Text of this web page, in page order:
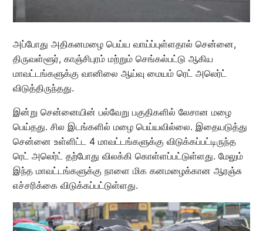
அப்போது அதிகனமழை பெய்ய வாய்ப்புள்ளதால் சென்னை,
திருவள்ளூர், காஞ்சிபுரம் மற்றும் செங்கல்பட்டு ஆகிய
மாவட்டங்களுக்கு வானிலை ஆய்வு மையம் ரெட் அலெர்ட்
விடுத்திருந்தது.
இன்று சென்னையின் பல்வேறு பகுதிகளில் லேசான மழை
பெய்தது. சில இடங்களில் மழை பெய்யவில்லை. இதையடுத்து
சென்னை உள்ளிட்ட 4 மாவட்டங்களுக்கு விடுக்கப்பட்டிருந்த
ரெட் அலெர்ட் தற்போது விலக்கி கொள்ளப்பட்டுள்ளது. மேலும்
இந்த மாவட்டங்களுக்கு நாளை மிக கனமழைக்கான ஆரஞ்சு
எச்சரிக்கை விடுக்கப்பட்டுள்ளது.